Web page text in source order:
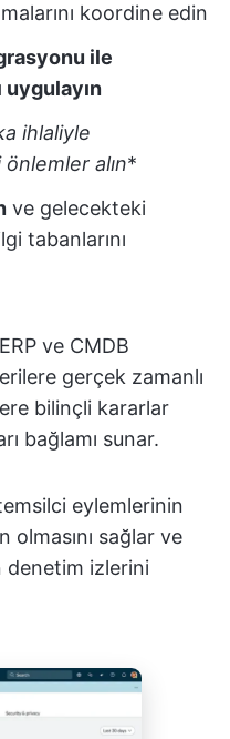
koordine edin
ile
uygulayın
ihlaliyle
önlemler alın*
ve gelecekteki
tabanlarını
ve CMDB
gerçek zamanlı
bilinçli kararlar
bağlamı sunar.
eylemlerinin
sağlar ve
denetim izlerini